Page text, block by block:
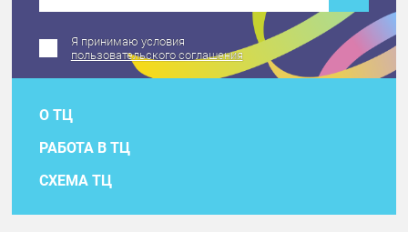
Я принимаю условия
пользовательского соглашения
О ТЦ
РАБОТА В ТЦ
СХЕМА ТЦ